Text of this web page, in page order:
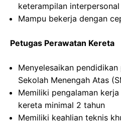
keterampilan
Mampu bekerja dengan
Petugas Perawatan Kereta
Menyelesaikan
Sekolah Menengah Atas
Memiliki pengalaman
kereta minimal 2 tahun
Memiliki keahlian teknis